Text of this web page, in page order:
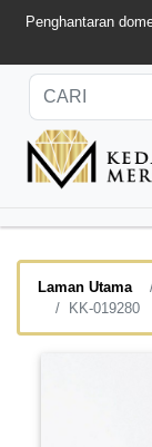
Penghantaran
Laman Utama
KK-019280